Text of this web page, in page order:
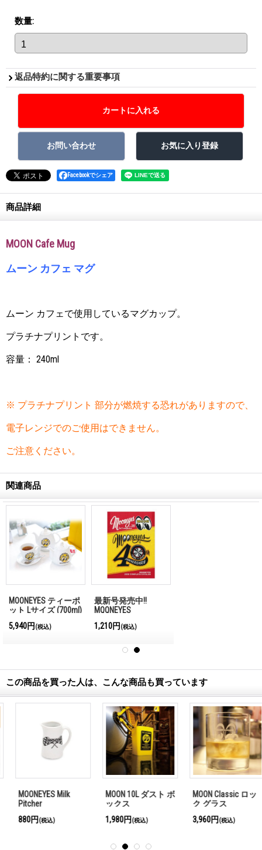
数量:
返品特約に関する重要事項
Facebookでシェア
商品詳細
MOON Cafe Mug
ムーン カフェ マグ
ムーン カフェで使用しているマグカップ。
プラチナプリントです。
容量： 240ml
※ プラチナプリント 部分が燃焼する恐れがありますので、
電子レンジでのご使用はできません。
ご注意ください。
関連商品
MOONEYES ティーポ
ット Lサイズ (700ml)
5,940円 (税込)
最新号発売中!!
MQQNEYES
Magazine No.28 2026
1,210円 (税込)
この商品を買った人は、こんな商品も買っています
MOONEYES Milk
Pitcher
880円(税込)
MOON 10L ダスト ボ
ックス
1,980円(税込)
MOON Classic ロッ
ク グラス
3,960円(税込)